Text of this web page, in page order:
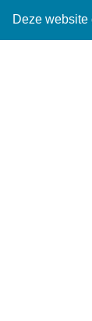
Deze website